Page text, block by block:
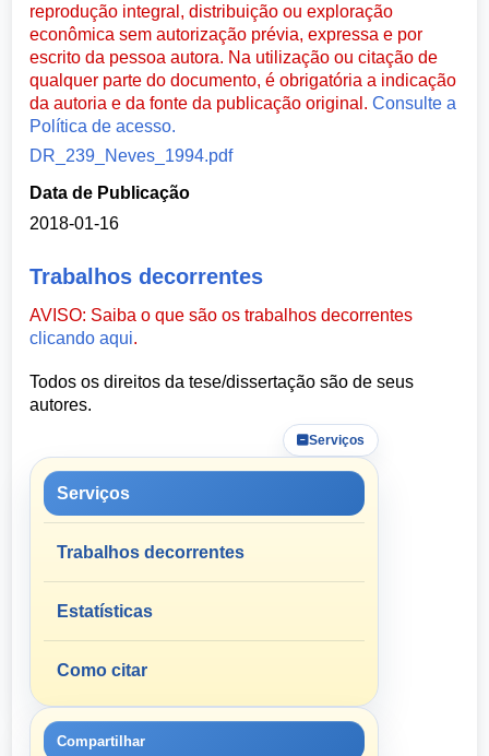
reprodução integral, distribuição ou exploração
econômica sem autorização prévia, expressa e por
escrito da pessoa autora. Na utilização ou citação de
qualquer parte do documento, é obrigatória a indicação
da autoria e da fonte da publicação original.Consulte a
Política de acesso.
DR_239_Neves_1994.pdf
Data de Publicação
2018-01-16
Trabalhos decorrentes
AVISO: Saiba o que são os trabalhos decorrentes
clicando aqui.
Todos os direitos da tese/dissertação são de seus
autores.
Serviços
Serviços
Trabalhos decorrentes
Estatísticas
Como citar
Compartilhar